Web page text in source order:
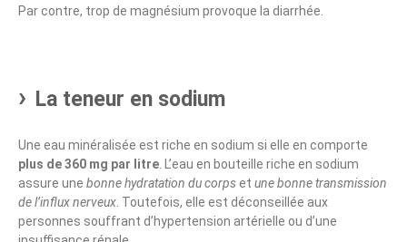
Par contre, trop de magnésium provoque la diarrhée.
La teneur en sodium
Une eau minéralisée est riche en sodium si elle en comporte
plus de 360 mg par litre . L’eau en bouteille riche en sodium
assure une bonne hydratation du corpset une bonne transmission
de l’influx nerveux . Toutefois, elle est déconseillée aux
personnes souffrant d’hypertension artérielle ou d’une